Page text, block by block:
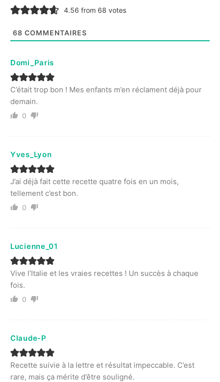
4.56 from 68 votes
68 COMMENTAIRES
Domi_Paris
C’était trop bon ! Mes enfants m’en réclament déjà pour
demain.
0
Yves_Lyon
J’ai déjà fait cette recette quatre fois en un mois,
tellement c’est bon.
0
Lucienne_01
Vive l’Italie et les vraies recettes ! Un succès à chaque
fois.
0
Claude-P
Recette suivie à la lettre et résultat impeccable. C’est
rare, mais ça mérite d’être souligné.